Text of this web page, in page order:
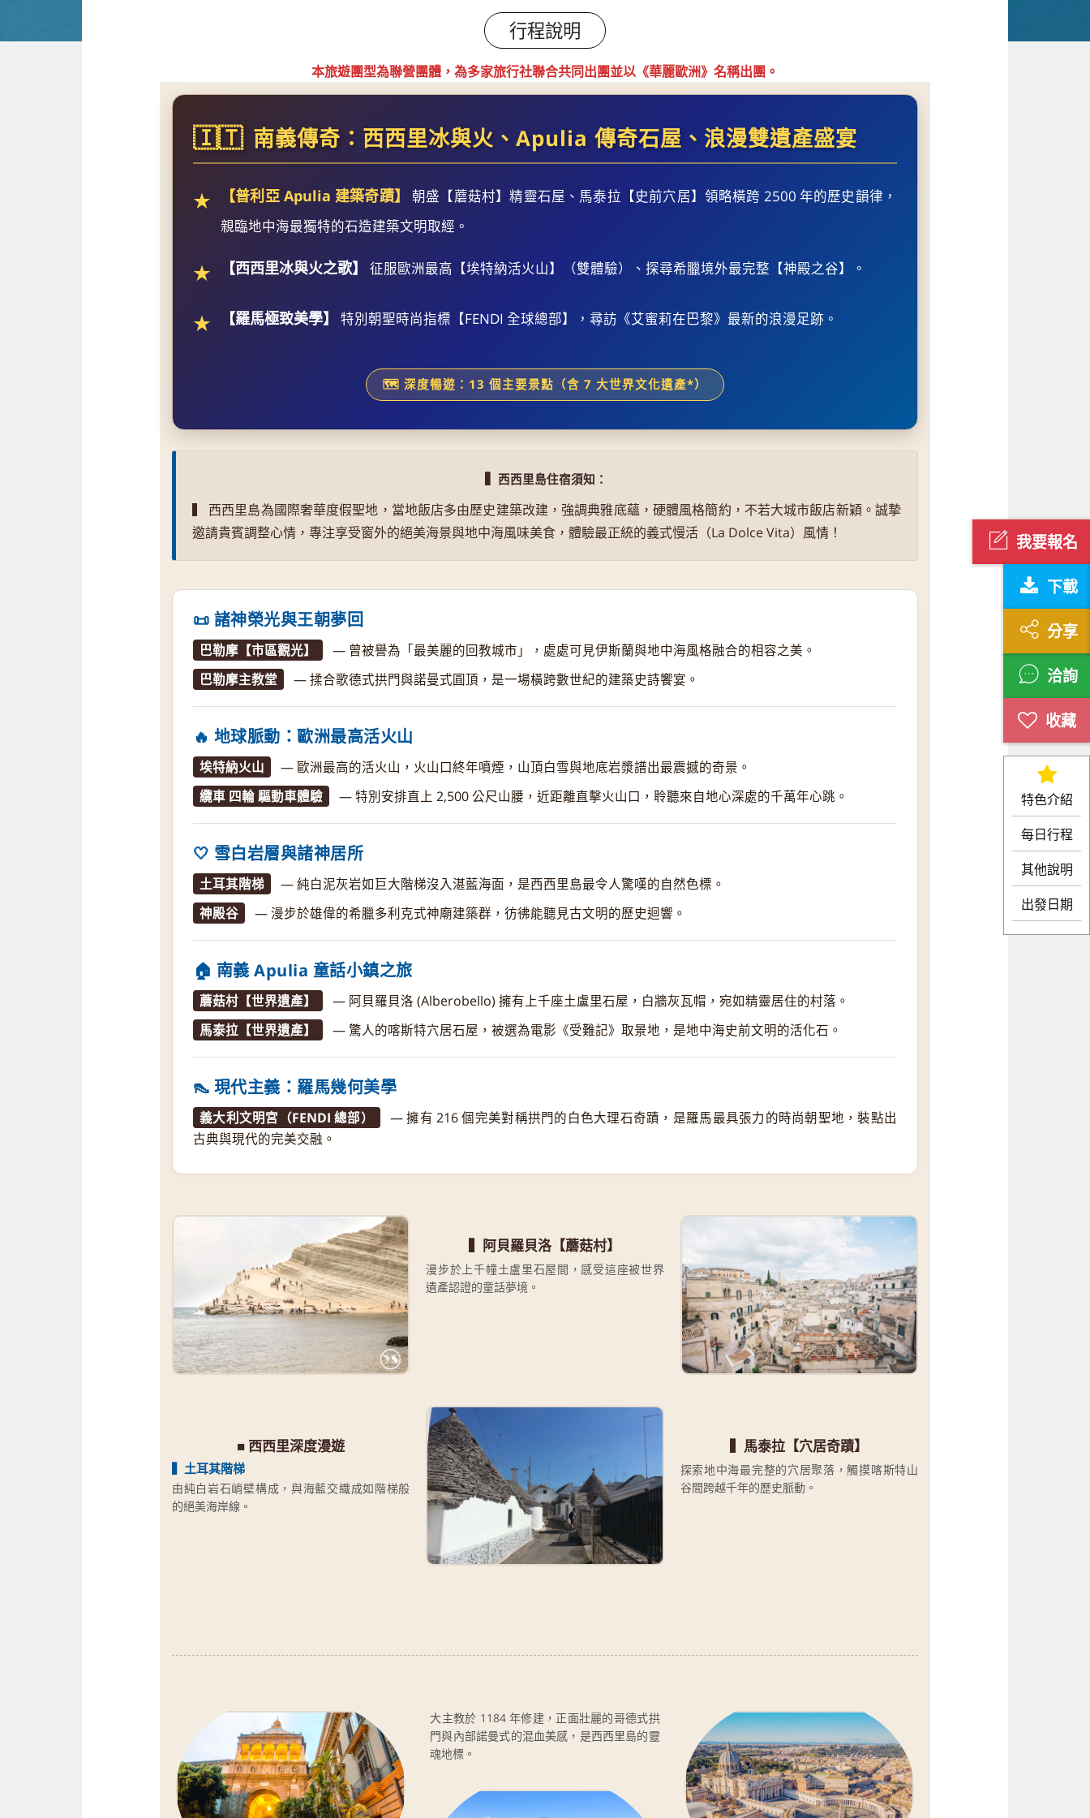
我要報名
下載
分享
洽詢
特色介紹
每日行程
其他說明
出發日期
行程說明
本旅遊團型為聯營團體，為多家旅行社聯合共同出團並以《華麗歐洲》名稱出團。
🇮🇹 南義傳奇：西西里冰與火、Apulia 傳奇石屋、浪漫雙遺產盛宴
★ 【普利亞 Apulia 建築奇蹟】
朝盛【蘑菇村】精靈石屋、馬泰拉【史前穴居】領略橫跨 2500 年的歷史韻律，
親臨地中海最獨特的石造建築文明取經。
★ 【西西里冰與火之歌】 征服歐洲最高【埃特納活火山】（雙體驗）、探尋希臘境外最完整【神殿之谷】。
★ 【羅馬極致美學】 特別朝聖時尚指標【FENDI 全球總部】，尋訪《艾蜜莉在巴黎》最新的浪漫足跡。
🗺️ 深度暢遊：13 個主要景點（含 7 大世界文化遺產*）
▍西西里島住宿須知：
▍ 西西里島為國際奢華度假聖地，當地飯店多由歷史建築改建，強調典雅底蘊，硬體風格簡約，不若大城市飯店新穎。誠摯
邀請貴賓調整心情，專注享受窗外的絕美海景與地中海風味美食，體驗最正統的義式慢活（La Dolce Vita）風情！
📜 諸神榮光與王朝夢回
巴勒摩【市區觀光】
— 曾被譽為「最美麗的回教城市」，處處可見伊斯蘭與地中海風格融合的相容之美。
巴勒摩主教堂
— 揉合歌德式拱門與諾曼式圓頂，是一場橫跨數世紀的建築史詩饗宴。
🔥 地球脈動：歐洲最高活火山
埃特納火山
— 歐洲最高的活火山，火山口終年噴煙，山頂白雪與地底岩漿譜出最震撼的奇景。
纜車 四輪 驅動車體驗
— 特別安排直上 2,500 公尺山腰，近距離直擊火山口，聆聽來自地心深處的千萬年心跳。
🤍 雪白岩層與諸神居所
土耳其階梯
— 純白泥灰岩如巨大階梯沒入湛藍海面，是西西里島最令人驚嘆的自然色標。
神殿谷
— 漫步於雄偉的希臘多利克式神廟建築群，彷彿能聽見古文明的歷史迴響。
🏠 南義 Apulia 童話小鎮之旅
蘑菇村【世界遺產】
— 阿貝羅貝洛 (Alberobello) 擁有上千座土盧里石屋，白牆灰瓦帽，宛如精靈居住的村落。
馬泰拉【世界遺產】
— 驚人的喀斯特穴居石屋，被選為電影《受難記》取景地，是地中海史前文明的活化石。
👠 現代主義：羅馬幾何美學
義大利文明宮（FENDI 總部）
— 擁有 216 個完美對稱拱門的白色大理石奇蹟，是羅馬最具張力的時尚朝聖地，裝點出
古典與現代的完美交融。
■ 西西里深度漫遊
▍土耳其階梯
由純白岩石峭壁構成，與海藍交織成如階梯般
的絕美海岸線。
▍阿貝羅貝洛【蘑菇村】
漫步於上千幢土盧里石屋間，感受這座被世界
遺產認證的童話夢境。
▍馬泰拉【穴居奇蹟】
探索地中海最完整的穴居聚落，觸摸喀斯特山
谷間跨越千年的歷史脈動。
大主教於 1184 年修建，正面壯麗的哥德式拱
門與內部諾曼式的混血美感，是西西里島的靈
魂地標。